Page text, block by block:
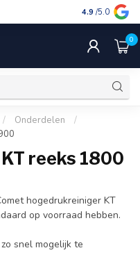
gratis
4.9 /5.0
0
/ Onderdelen
/
reeks 1800
hogedrukreiniger KT
op voorraad hebben.
snel mogelijk te